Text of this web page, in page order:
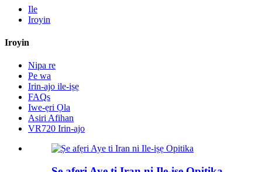
Ile
Iroyin
Iroyin
Nipa re
Pe wa
Irin-ajo ile-iṣẹ
FAQs
Iwe-ẹri Ọla
Asiri Afihan
VR720 Irin-ajo